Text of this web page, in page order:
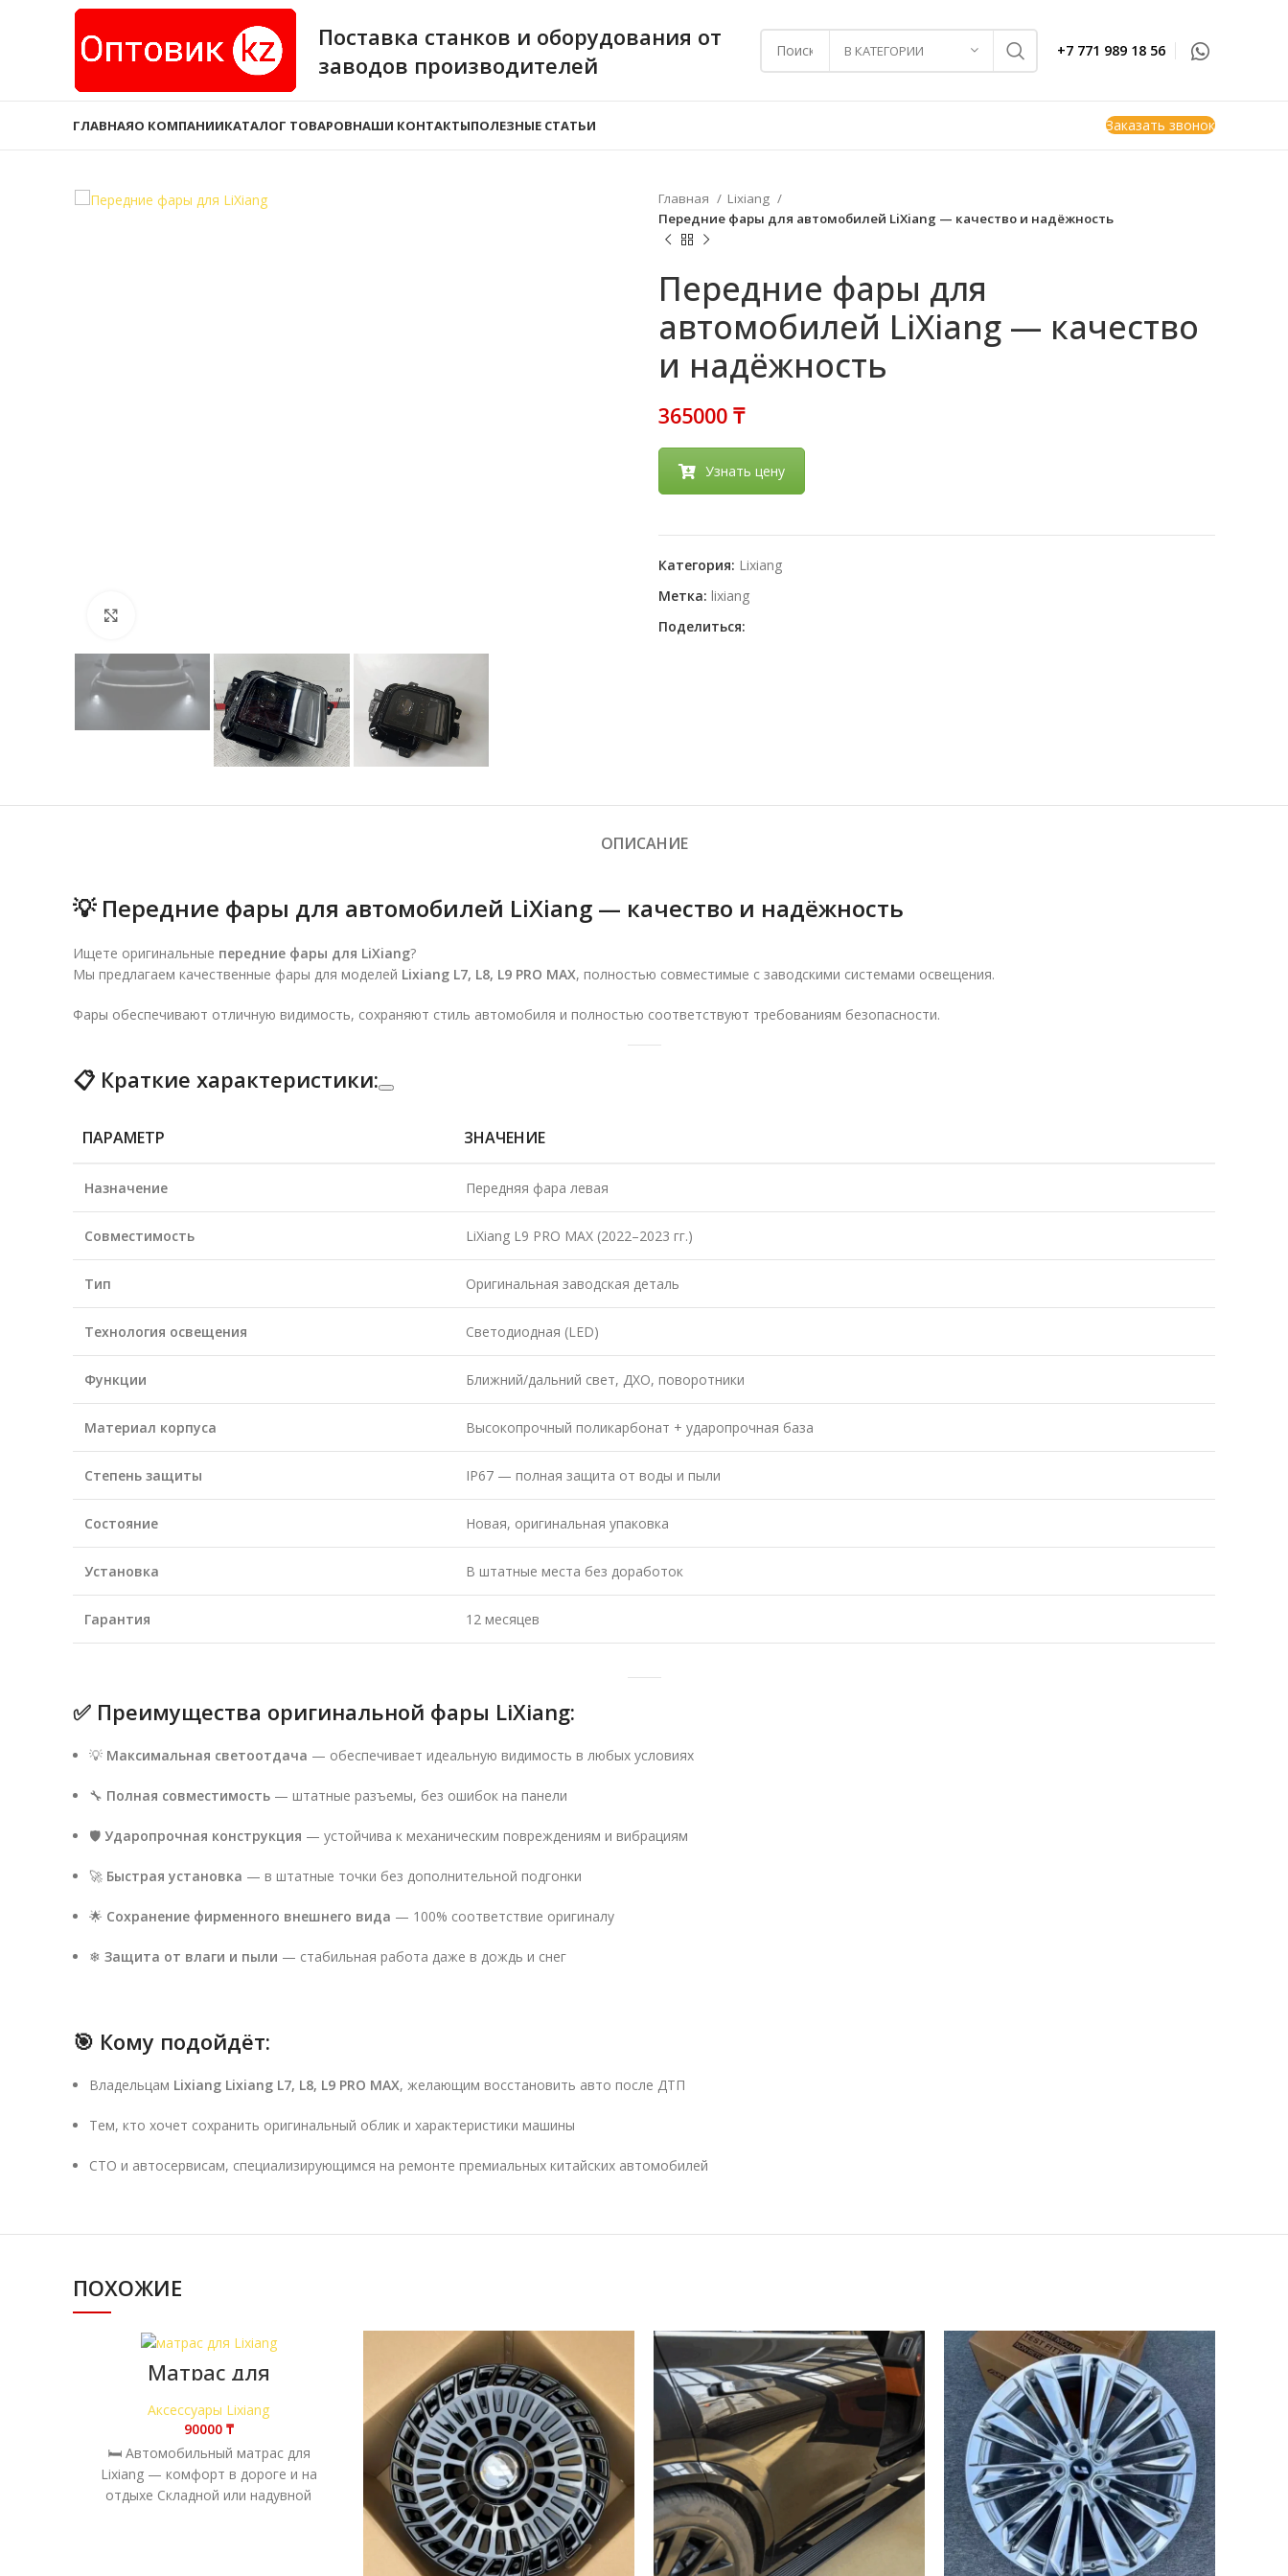
Поставка станков и оборудования от
заводов производителей
В КАТЕГОРИИ +7 771 989 18 56
ГЛАВНАЯО КОМПАНИИКАТАЛОГ ТОВАРОВНАШИ КОНТАКТЫПОЛЕЗНЫЕ СТАТЬИ Заказать звонок
Главная
Lixiang
Передние фары для автомобилей LiXiang — качество и надёжность
Передние фары для
автомобилей LiXiang — качество
и надёжность
₸
Узнать цену
Категория: Lixiang
Метка: lixiang
Поделиться:
ОПИСАНИЕ
💡 Передние фары для автомобилей LiXiang — качество и надёжность
Ищете оригинальные передние фары для LiXiang?
Мы предлагаем качественные фары для моделей Lixiang L7, L8, L9 PRO MAX, полностью совместимые с заводскими системами освещения.
Фары обеспечивают отличную видимость, сохраняют стиль автомобиля и полностью соответствуют требованиям безопасности.
📋 Краткие характеристики:
ПАРАМЕТР ЗНАЧЕНИЕ
Назначение Передняя фара левая
Совместимость LiXiang L9 PRO MAX (2022–2023 гг.)
Тип Оригинальная заводская деталь
Технология освещения Светодиодная (LED)
Функции Ближний/дальний свет, ДХО, поворотники
Материал корпуса Высокопрочный поликарбонат + ударопрочная база
Степень защиты IP67 — полная защита от воды и пыли
Состояние Новая, оригинальная упаковка
Установка В штатные места без доработок
Гарантия 12 месяцев
✅ Преимущества оригинальной фары LiXiang:
💡 Максимальная светоотдача — обеспечивает идеальную видимость в любых условиях
🔧 Полная совместимость — штатные разъемы, без ошибок на панели
🛡 Ударопрочная конструкция — устойчива к механическим повреждениям и вибрациям
🚀 Быстрая установка — в штатные точки без дополнительной подгонки
🌟 Сохранение фирменного внешнего вида — 100% соответствие оригиналу
❄ Защита от влаги и пыли — стабильная работа даже в дождь и снег
🎯 Кому подойдёт:
Владельцам Lixiang Lixiang L7, L8, L9 PRO MAX, желающим восстановить авто после ДТП
Тем, кто хочет сохранить оригинальный облик и характеристики машины
СТО и автосервисам, специализирующимся на ремонте премиальных китайских автомобилей
ПОХОЖИЕ
Матрас для
автомобиля Lixiang —
в салон или багажник
Аксессуары Lixiang
₸
🛏 Автомобильный матрас для
Lixiang — комфорт в дороге и на
отдыхе Складной или надувной